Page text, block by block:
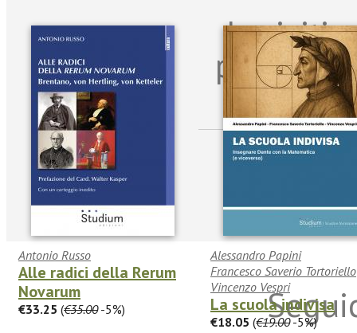
Antonio Russo
Alle radici della Rerum
Novarum
€33.25 (€35.00-5%)
Alessandro Papini
Francesco Saverio Tortoriello
Vincenzo Vespri
La scuola indivisa
€18.05 (€19.00-5%)
Iscriviti
per
sulle